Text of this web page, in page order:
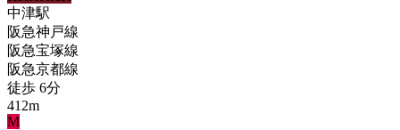
中津駅
阪急神戸線
阪急宝塚線
阪急京都線
徒歩 6分
412m
M